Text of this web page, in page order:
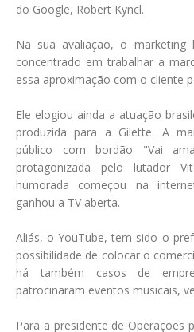
do Google, Robert Kyncl.
Na sua avaliação, o marketing
concentrado em trabalhar a
essa aproximação com o cliente
Ele elogiou ainda a atuação
produzida para a Gilette. A
público com bordão "Vai
protagonizada pelo lutador
humorada começou na
ganhou a TV aberta.
Aliás, o YouTube, tem sido o
possibilidade de colocar o
há também casos de
patrocinaram eventos musicais,
Para a presidente de Operações